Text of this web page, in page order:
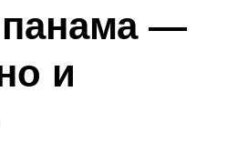
—
и